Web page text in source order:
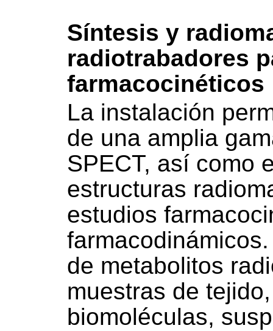
Síntesis y
radiotrabadores
farmacocinéticos
La instalación
de una amplia
SPECT, así como
estructuras
estudios
de metabolitos
muestras de
biomoléculas,